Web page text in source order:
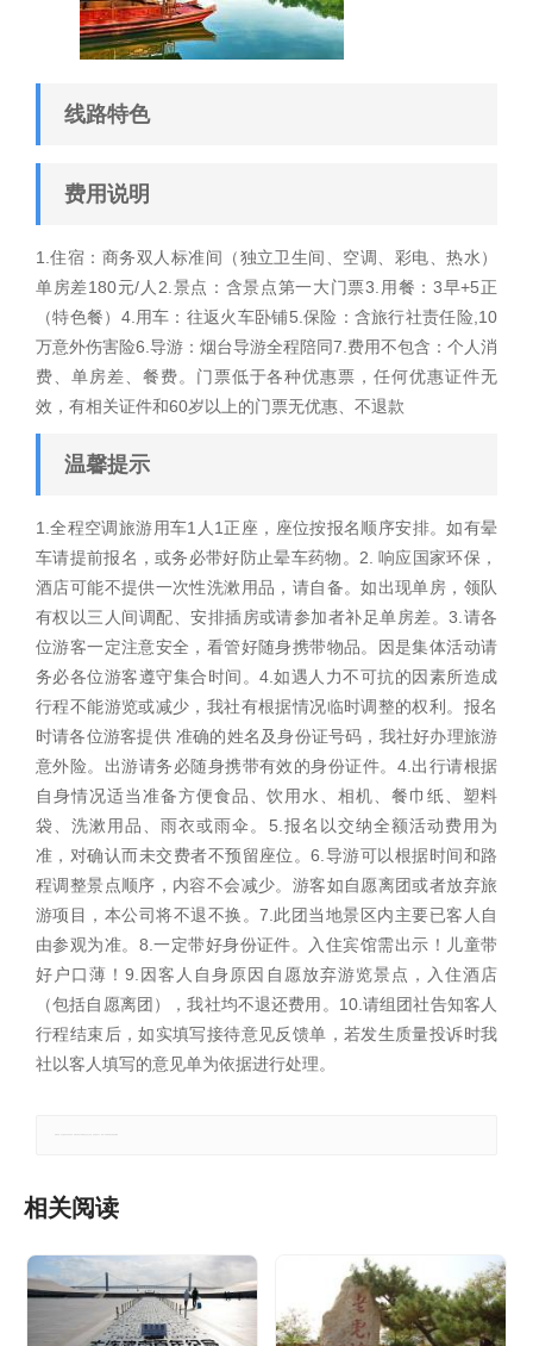
线路特色
费用说明
1.住宿：商务双人标准间（独立卫生间、空调、彩电、热水）
单房差180元/人2.景点：含景点第一大门票3.用餐：3早+5正
（特色餐）4.用车：往返火车卧铺5.保险：含旅行社责任险,10
万意外伤害险6.导游：烟台导游全程陪同7.费用不包含：个人消
费、单房差、餐费。门票低于各种优惠票，任何优惠证件无
效，有相关证件和60岁以上的门票无优惠、不退款
温馨提示
1.全程空调旅游用车1人1正座，座位按报名顺序安排。如有晕
车请提前报名，或务必带好防止晕车药物。2. 响应国家环保，
酒店可能不提供一次性洗漱用品，请自备。如出现单房，领队
有权以三人间调配、安排插房或请参加者补足单房差。3.请各
位游客一定注意安全，看管好随身携带物品。因是集体活动请
务必各位游客遵守集合时间。4.如遇人力不可抗的因素所造成
行程不能游览或减少，我社有根据情况临时调整的权利。报名
时请各位游客提供 准确的姓名及身份证号码，我社好办理旅游
意外险。出游请务必随身携带有效的身份证件。4.出行请根据
自身情况适当准备方便食品、饮用水、相机、餐巾纸、塑料
袋、洗漱用品、雨衣或雨伞。5.报名以交纳全额活动费用为
准，对确认而未交费者不预留座位。6.导游可以根据时间和路
程调整景点顺序，内容不会减少。游客如自愿离团或者放弃旅
游项目，本公司将不退不换。7.此团当地景区内主要已客人自
由参观为准。8.一定带好身份证件。入住宾馆需出示！儿童带
好户口薄！9.因客人自身原因自愿放弃游览景点，入住酒店
（包括自愿离团），我社均不退还费用。10.请组团社告知客人
行程结束后，如实填写接待意见反馈单，若发生质量投诉时我
社以客人填写的意见单为依据进行处理。
相关阅读